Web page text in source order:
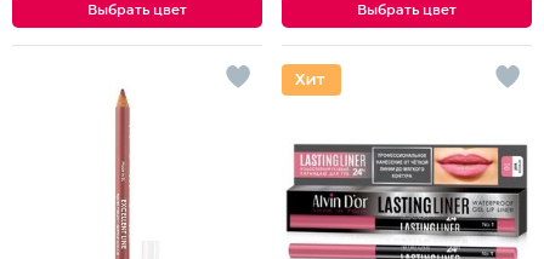
Выбрать цвет Выбрать цвет